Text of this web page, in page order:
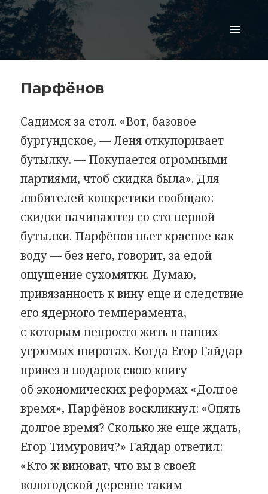
МЕНЮ
Парфёнов
Садимся за стол. «Вот, базовое
бургундское, — Леня откупоривает
бутылку. — Покупается огромными
партиями, чтоб скидка была». Для
любителей конкретики сообщаю:
скидки начинаются со сто первой
бутылки. Парфёнов пьет красное как
воду — без него, говорит, за едой
ощущение сухомятки. Думаю,
привязанность к вину еще и следствие
его ядерного темперамента,
с которым непросто жить в наших
угрюмых широтах. Когда Егор Гайдар
привез в подарок свою книгу
об экономических реформах «Долгое
время», Парфёнов воскликнул: «Опять
долгое время? Сколько же еще ждать,
Егор Тимурович?» Гайдар ответил:
«Кто ж виноват, что вы в своей
вологодской деревне таким